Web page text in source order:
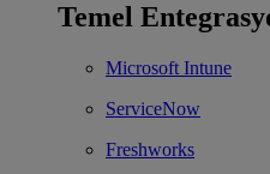
Temel
Microsoft Intune
ServiceNow
Freshworks